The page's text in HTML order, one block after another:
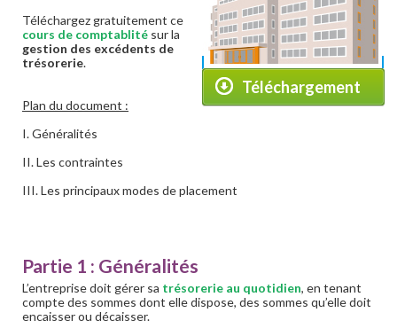
Téléchargement
Téléchargez gratuitement ce
cours de comptablité sur la
gestion des excédents de
trésorerie.
Plan du document :
I. Généralités
II. Les contraintes
III. Les principaux modes de placement
Partie 1 : Généralités
L’entreprise doit gérer sa trésorerie au quotidien, en tenant
compte des sommes dont elle dispose, des sommes qu’elle doit
encaisser ou décaisser.